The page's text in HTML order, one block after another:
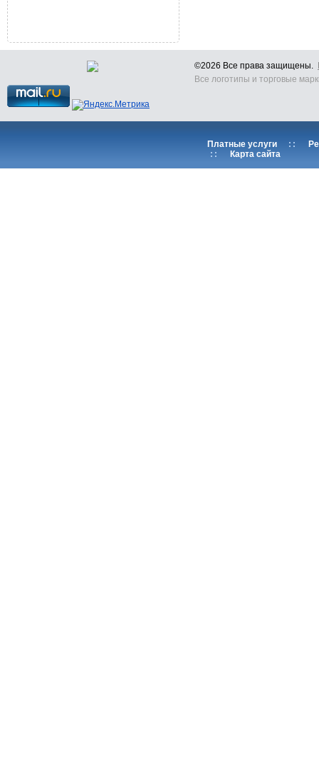
©2026 Все права защищены.
Все логотипы и торговые
Платные услуги ::
::
Карта сайта